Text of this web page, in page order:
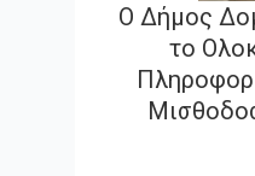
Ο Δήμος
το